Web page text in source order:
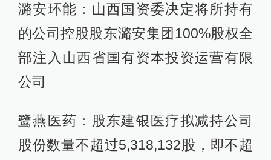
潞安环能：山西国资委决定将所持有
的公司控股股东潞安集团100%股权全
部注入山西省国有资本投资运营有限
公司
鹭燕医药：股东建银医疗拟减持公司
股份数量不超过5,318,132股，即不超